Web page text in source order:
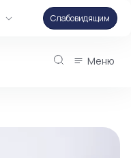
Слабовидящим
Меню